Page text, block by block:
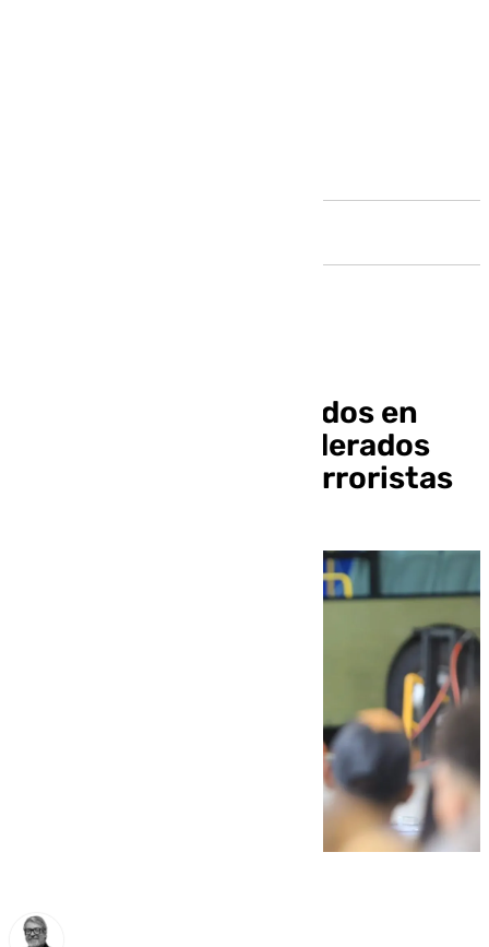
Los españoles detenidos en
Venezuela son considerados
por Maduro como «terroristas